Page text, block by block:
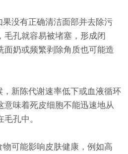
没有正确清洁面部并去除污
毛孔就容易被堵塞，形成闭
面奶或频繁剥除角质也可能造
新陈代谢速率低下或血液循环
意味着死皮细胞不能迅速地从
孔中。
可能影响皮肤健康，例如高